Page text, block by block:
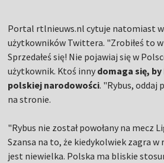
Portal rtlnieuws.nl cytuje natomiast
użytkowników Twittera. "Zrobiłeś to w
Sprzedałeś się! Nie pojawiaj się w
użytkownik. Ktoś inny domaga się, by
polskiej narodowości. "Rybus, oddaj
na stronie.
"Rybus nie został powołany na mecz
Szansa na to, że kiedykolwiek zagra
jest niewielka. Polska ma bliskie